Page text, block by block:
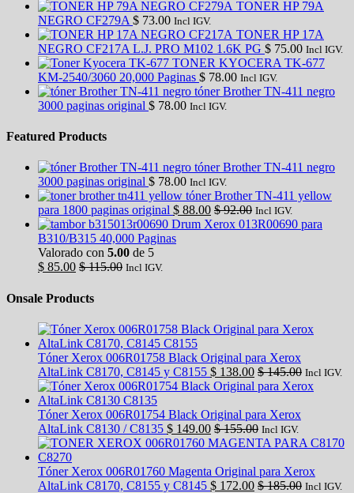
TONER HP 79A
NEGRO CF279A $ 73.00 Incl IGV.
TONER HP 17A
NEGRO CF217A L.J. PRO M102 1.6K PG $ 75.00 Incl IGV.
TONER KYOCERA TK-677
KM-2540/3060 20,000 Paginas $ 78.00 Incl IGV.
tóner Brother TN-411 negro
3000 paginas original $ 78.00 Incl IGV.
Featured Products
tóner Brother TN-411 negro
3000 paginas original $ 78.00 Incl IGV.
tóner Brother TN-411 yellow
para 1800 paginas original $ 88.00 $92.00 Incl IGV.
Drum Xerox 013R00690 para
B310/B315 40,000 Paginas
Valorado con 5.00 de 5
$ 85.00 $115.00 Incl IGV.
Onsale Products
Tóner Xerox 006R01758 Black Original para Xerox
AltaLink C8170, C8145 y C8155 $ 138.00 $145.00 Incl IGV.
Tóner Xerox 006R01754 Black Original para Xerox
AltaLink C8130 / C8135 $ 149.00 $155.00 Incl IGV.
Tóner Xerox 006R01760 Magenta Original para Xerox
AltaLink C8170, C8155 y C8145 $ 172.00 $185.00 Incl IGV.